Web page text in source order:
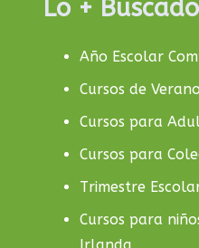
Lo +
Año Escolar
Cursos de
Cursos para
Cursos para
Trimestre
Cursos para